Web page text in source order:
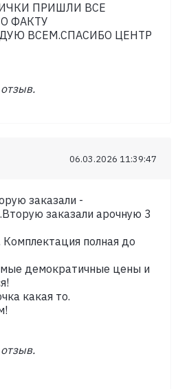
ПРИШЛИ ВСЕ
ФАКТУ
ВСЕМ.СПАСИБО ЦЕНТР
06.03.2026 11:39:47
заказали -
заказали арочную 3
Комплектация полная до
демократичные цены и
какая то.